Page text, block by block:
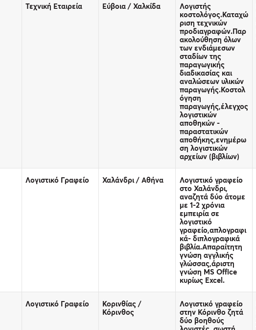
Τεχνική Εταιρεία Εύβοια / Χαλκίδα
Λογιστής
κοστολόγος.Καταχώ
ριση τεχνικών
προδιαγραφών.Παρ
ακολούθηση όλων
των ενδιάμεσων
σταδίων της
παραγωγικής
διαδικασίας και
αναλώσεων υλικών
παραγωγής.Κοστολ
όγηση
παραγωγής,έλεγχος
λογιστικών
αποθηκών -
παραστατικών
αποθήκης,ενημέρω
ση λογιστικών
αρχείων (βιβλίων)
Λογιστικό Γραφείο Χαλάνδρι / Αθήνα
Λογιστικό γραφείο
στο Χαλάνδρι,
αναζητά δύο άτομε
με 1-2 χρόνια
εμπειρία σε
λογιστικό
γραφείο,απλογραφι
κά- διπλογραφικά
βιβλία.Απαραίτητη
γνώση αγγλικής
γλώσσας,άριστη
γνώση MS Office
κυρίως Excel.
Λογιστικό Γραφείο
Κορινθίας /
Κόρινθος
Λογιστικό γραφείο
στην Κόρινθο ζητά
δύο βοηθούς